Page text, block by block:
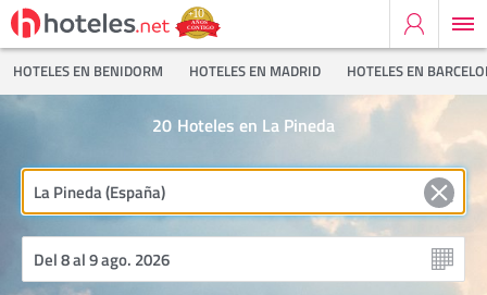
HOTELES EN BENIDORM HOTELES EN MADRID HOTELES EN
Hoteles en La Pineda
20